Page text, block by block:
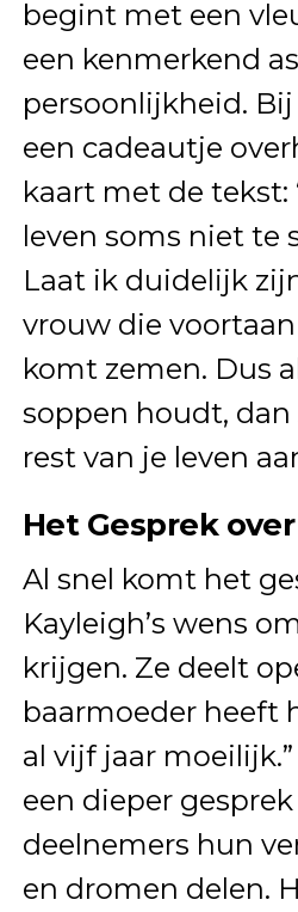
begint met een
een kenmerkend
persoonlijkheid.
een cadeautje
kaart met de tekst:
leven soms niet te
Laat ik duidelijk
vrouw die
komt zemen. Dus
soppen houdt, dan
rest van je leven
Het Gesprek
Al snel komt het
Kayleigh’s wens
krijgen. Ze deelt
baarmoeder heeft
al vijf jaar
een dieper
deelnemers hun
en dromen delen.